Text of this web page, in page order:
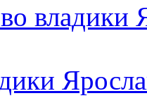
владики